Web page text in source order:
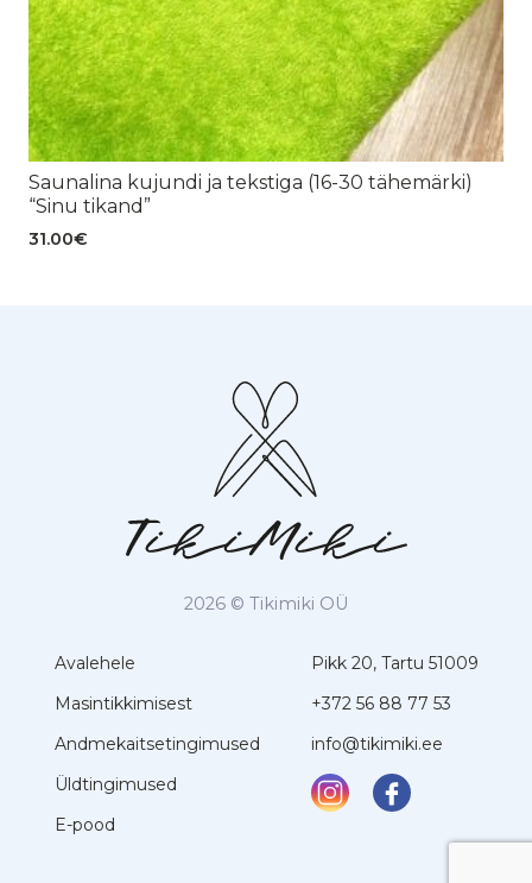
Saunalina kujundi ja tekstiga (16-30 tähemärki)
“Sinu tikand”
31.00€
2026 © Tikimiki OÜ
Avalehele
Masintikkimisest
Andmekaitsetingimused
Üldtingimused
E-pood
Pikk 20, Tartu 51009
+372 56 88 77 53
info@tikimiki.ee